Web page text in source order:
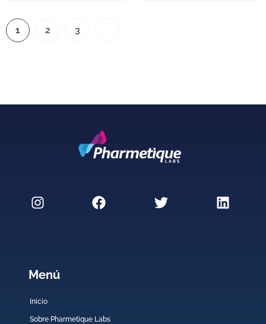
1 2 3
Menú
Inicio
Sobre Pharmetique Labs